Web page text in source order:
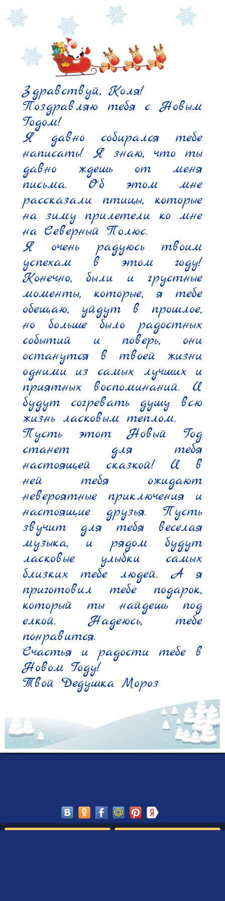
Здравствуй, Коля!
Поздравляю тебя с Новым
Годом!
Я давно собирался тебе
написать! Я знаю, что ты
давно ждешь от меня
письма. Об этом мне
рассказали птицы, которые
на зиму прилетели ко мне
на Северный Полюс.
Я очень радуюсь твоим
успехам в этом году!
Конечно, были и грустные
моменты, которые, я тебе
обещаю, уйдут в прошлое,
но больше было радостных
событий и поверь, они
останутся в твоей жизни
одними из самых лучших и
приятных воспоминаний. И
будут согревать душу всю
жизнь ласковым теплом.
Пусть этот Новый Год
станет для тебя
настоящей сказкой! И в
ней тебя ожидают
невероятные приключения и
настоящие друзья. Пусть
звучит для тебя веселая
музыка, и рядом будут
ласковые улыбки самых
близких тебе людей. А я
приготовил тебе подарок,
который ты найдешь под
елкой. Надеюсь, тебе
понравится.
Счастья и радости тебе в
Новом Году!
Твой Дедушка Мороз